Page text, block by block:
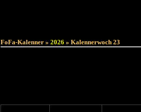
FoFa-Kalenner » 2026 » Kalennerwoch 23